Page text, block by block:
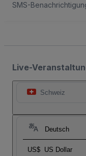
SMS-
Live-
Schweiz
Deutsch
US$ US Dollar